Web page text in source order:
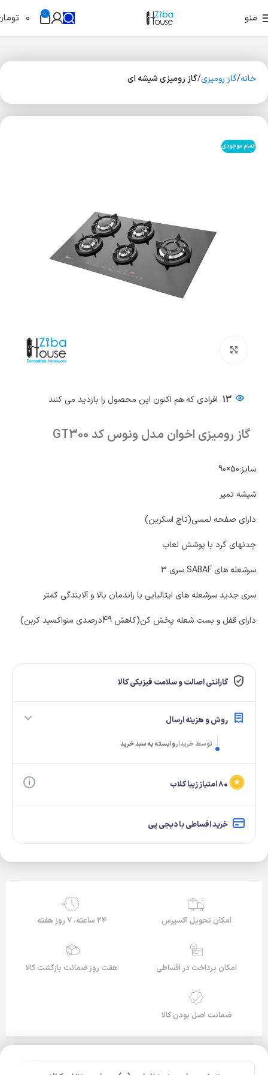
منو 0
0
خانه گاز رومیزی گاز رومیزی شیشه ای
اتمام موجودی
13 افرادی که هم اکنون این محصول را بازدید می کنند
گاز رومیزی اخوان مدل ونوس کد GT300
سایز:50×90
شیشه تمپر
دارای صفحه لمسی(تاچ اسکرین)
چدنهای گرد با پوشش لعاب
سرشعله های SABAF سری 3
سری جدید سرشعله های ایتالیایی با راندمان بالا و آلایندگی کمتر
دارای قفل و بست شعله پخش کن(کاهش 49درصدی منواکسید کربن)
گارانتی اصالت و سلامت فیزیکی کالا
روش و هزینه ارسال
توسط خریداروابسته به سبد خرید
۸۰ امتیاز زیبا کلاب
خرید اقساطی با دیجی پی
امکان تحویل اکسپرس
24/7
۲۴ ساعته، ۷ روز هفته
امکان پرداخت در اقساطی هفت روز ضمانت بازگشت کالا
ضمانت اصل بودن کالا